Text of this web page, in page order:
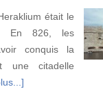
était le
En 826, les
conquis la
une citadelle